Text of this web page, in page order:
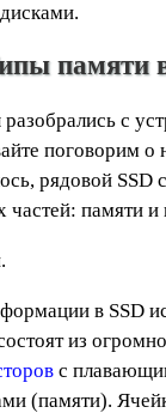
памяти
с
поговорим о
рядовой SSD
частей: памяти и
в SSD
из
с
(памяти).